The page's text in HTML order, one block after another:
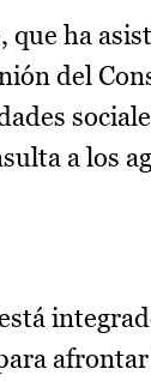
ha
del
a los